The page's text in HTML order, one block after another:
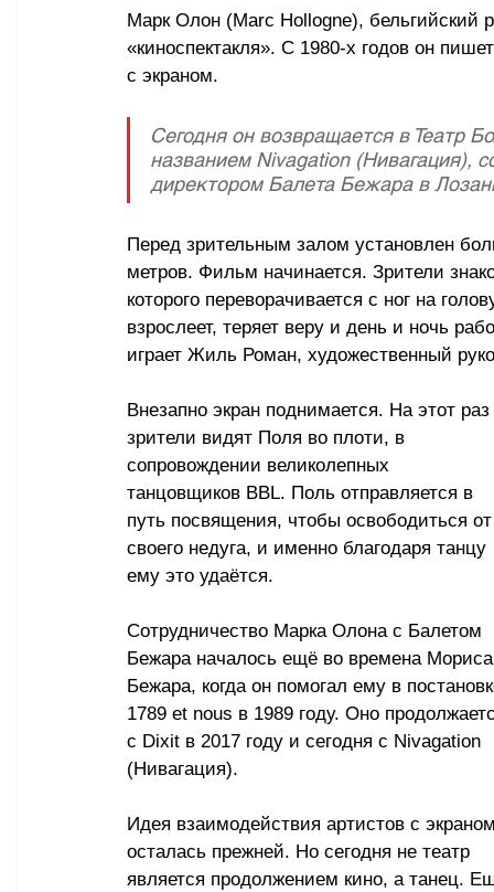
Марк Олон (Marc Hollogne), бельгийский
«киноспектакля». С 1980-х годов он
с экраном.
Сегодня он возвращается в Театр
названием Nivagation (Нивагация),
директором Балета Бежара в
Перед зрительным залом установлен
метров. Фильм начинается. Зрители
которого переворачивается с ног на
взрослеет, теряет веру и день и ночь
играет Жиль Роман, художественный
Внезапно экран поднимается. На этот раз
зрители видят Поля во плоти, в
сопровождении великолепных
танцовщиков BBL. Поль отправляется в
путь посвящения, чтобы освободиться от
своего недуга, и именно благодаря танцу
ему это удаётся.
Сотрудничество Марка Олона с Балетом
Бежара началось ещё во времена Мориса
Бежара, когда он помогал ему в
1789 et nous в 1989 году. Оно
с Dixit в 2017 году и сегодня с Nivagation
(Нивагация).
Идея взаимодействия артистов с экраном
осталась прежней. Но сегодня не театр
является продолжением кино, а танец.